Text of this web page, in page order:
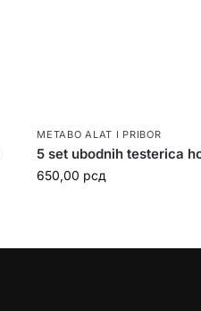
METABO ALAT I PRIBOR
5 set ubodnih testerica
650,00 рсд